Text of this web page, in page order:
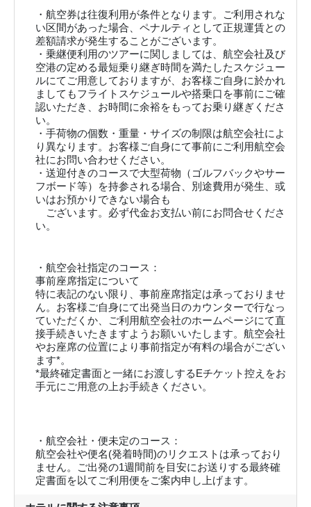
・航空券は往復利用が条件となります。ご利用されな
い区間があった場合、ペナルティとして正規運賃との
差額請求が発生することがございます。
・乗継便利用のツアーに関しましては、航空会社及び
空港の定める最短乗り継ぎ時間を満たしたスケジュー
ルにてご用意しておりますが、お客様ご自身に於かれ
ましてもフライトスケジュールや搭乗口を事前にご確
認いただき、お時間に余裕をもってお乗り継ぎくださ
い。
・手荷物の個数・重量・サイズの制限は航空会社によ
り異なります。お客様ご自身にて事前にご利用航空会
社にお問い合わせください。
・送迎付きのコースで大型荷物（ゴルフバックやサー
フボード等）を持参される場合、別途費用が発生、或
いはお預かりできない場合も
ございます。必ず代金お支払い前にお問合せくださ
い。
・航空会社指定のコース：
事前座席指定について
特に表記のない限り、事前座席指定は承っておりませ
ん。お客様ご自身にて出発当日のカウンターで行なっ
ていただくか、ご利用航空会社のホームページにて直
接手続きいたきますようお願いいたします。航空会社
やお座席の位置により事前指定が有料の場合がござい
ます*。
*最終確定書面と一緒にお渡しするEチケット控えをお
手元にご用意の上お手続きください。
・航空会社・便未定のコース：
航空会社や便名(発着時間)のリクエストは承っており
ません。ご出発の1週間前を目安にお送りする最終確
定書面を以てご利用便をご案内申し上げます。